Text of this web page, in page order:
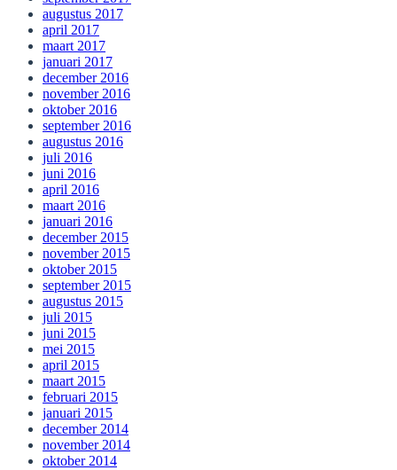
augustus 2017
april 2017
maart 2017
januari 2017
december 2016
november 2016
oktober 2016
september 2016
augustus 2016
juli 2016
juni 2016
april 2016
maart 2016
januari 2016
december 2015
november 2015
oktober 2015
september 2015
augustus 2015
juli 2015
juni 2015
mei 2015
april 2015
maart 2015
februari 2015
januari 2015
december 2014
november 2014
oktober 2014